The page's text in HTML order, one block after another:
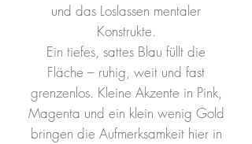
und das Loslassen mentaler
Konstrukte.
Ein tiefes, sattes Blau füllt die
Fläche – ruhig, weit und fast
grenzenlos. Kleine Akzente in Pink,
Magenta und ein klein wenig Gold
bringen die Aufmerksamkeit hier in